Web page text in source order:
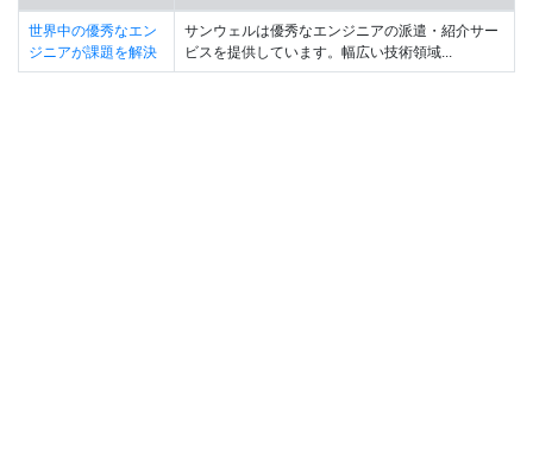
世界中の優秀なエン
ジニアが課題を解決
サンウェルは優秀なエンジニアの派遣・紹介サー
ビスを提供しています。幅広い技術領域...